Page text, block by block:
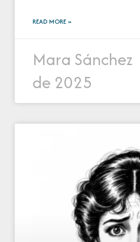
READ MORE »
Mara Sánchez
de 2025